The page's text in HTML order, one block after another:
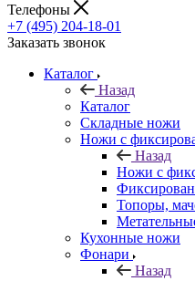
Телефоны
+7 (495) 204-18-01
Заказать звонок
Каталог
Назад
Каталог
Складные ножи
Ножи с
Назад
Ножи с
Топоры,
Кухонные ножи
Фонари
Назад